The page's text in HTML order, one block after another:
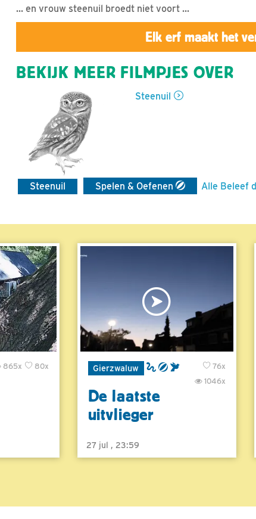
... en vrouw steenuil broedt niet voort ...
Elk erf maakt het
BEKIJK MEER FILMPJES OVER
Steenuil
Steenuil Spelen & Oefenen Alle Beleef
80x
865x Gierzwaluw
76x
1046x
De laatste
uitvlieger
27 jul , 23:59